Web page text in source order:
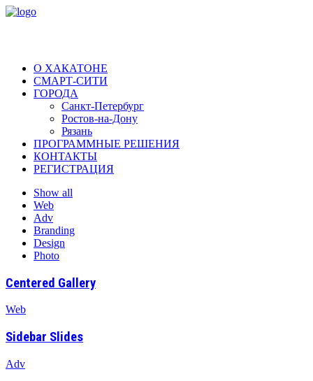
О ХАКАТОНЕ
СМАРТ-СИТИ
ГОРОДА
Санкт-Петербург
Ростов-на-Дону
Рязань
ПРОГРАММНЫЕ РЕШЕНИЯ
КОНТАКТЫ
РЕГИСТРАЦИЯ
Show all
Web
Adv
Branding
Design
Photo
Centered Gallery
Web
Sidebar Slides
Adv